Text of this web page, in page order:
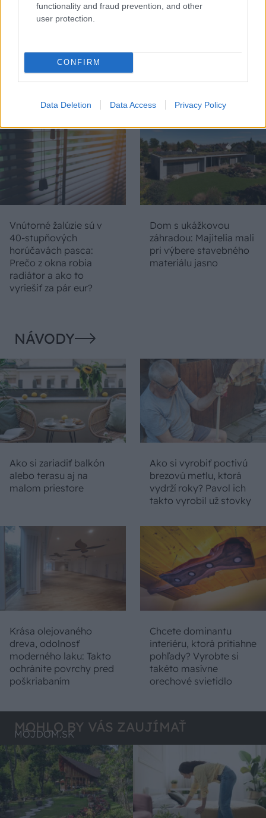
functionality and fraud prevention, and other
user protection.
CONFIRM
Data Deletion Data Access Privacy Policy
alebo meniť kotol?
Návod, ako v nových
dotačných výzvach
Multipor ETX
Vnútorné žalúzie sú v
40-stupňových
horúčavách pasca:
Prečo z okna robia
radiátor a ako to
vyriešiť za pár eur?
Dom s ukážkovou
záhradou: Majitelia mali
pri výbere stavebného
materiálu jasno
NÁVODY
Ako si zariadiť balkón
alebo terasu aj na
malom priestore
Ako si vyrobiť poctivú
brezovú metlu, ktorá
vydrží roky? Pavol ich
takto vyrobil už stovky
Krása olejovaného
dreva, odolnosť
moderného laku: Takto
ochránite povrchy pred
poškriabaním
Chcete dominantu
interiéru, ktorá pritiahne
pohľady? Vyrobte si
takéto masívne
orechové svietidlo
MOHLO BY VÁS ZAUJÍMAŤ
MÔJDOM.SK